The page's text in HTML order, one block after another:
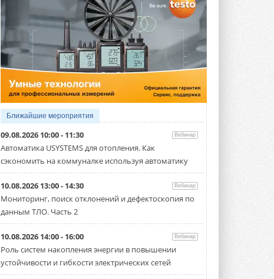
Гибридный тепловой насос PV/T
с одним общим испарителем
Исследователи предложили
конструкцию двухисточникового ...
5 АВГУСТА 2026
21-й ежегодный форум
«ЦОД-2026»
Мероприятие пройдет 2-3 сентября в
отеле Radisson Slavyanskaya. Форум
посетит более двух тысяч участников ...
5 АВГУСТА 2026
Китайская Shenling представила
линейку тепловых насосов
«воздух-вода» на R290
Серия ThermaX R290 All-In-One
включает три модели ...
Тепловые насосы в связке с
солнечной генерацией и
накопителем снижают
потребление на 60%
Исследователи из Италии установили ...
4 АВГУСТА 2026
Ближайшие мероприятия
09.08.2026 10:00 - 11:30 Вебинар
Автоматика USYSTEMS для отопления. Как
сэкономить на коммуналке используя автоматику
10.08.2026 13:00 - 14:30 Вебинар
Мониторинг, поиск отклонений и дефектоскопия по
данным ТЛО. Часть 2
10.08.2026 14:00 - 16:00 Вебинар
Роль систем накопления энергии в повышении
устойчивости и гибкости электрических сетей